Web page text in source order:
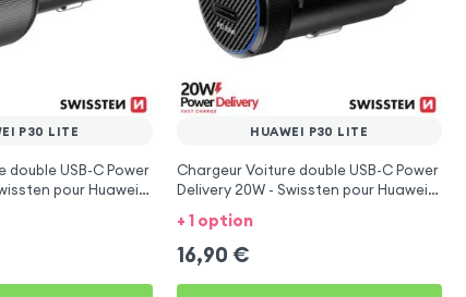
P30 LITE
double USB-C Power
pour Huawei
HUAWEI P30 LITE
Chargeur Voiture double USB-C Power
Delivery 20W - Swissten pour Huawei
P30 Lite
+ 1 option
16,90 €